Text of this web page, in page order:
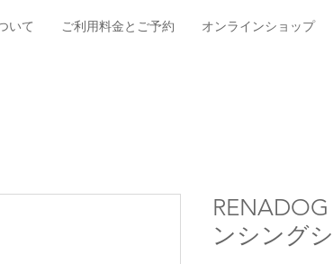
いて ご利用料金とご予約 オンラインショップ
ンシング